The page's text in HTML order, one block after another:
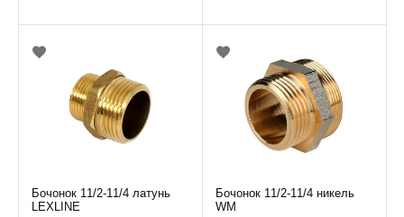
Бочонок 11/2-11/4 латунь
LEXLINE
Бочонок 11/2-11/4 никель
WM